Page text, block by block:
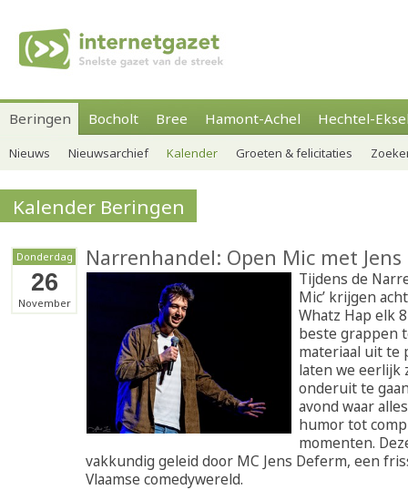
Beringen Bocholt Bree Hamont-Achel Hechtel-
Nieuws Nieuwsarchief Kalender Groeten & felicitaties
Kalender Beringen
Donderdag
26
November
Narrenhandel: Open Mic met
Tijdens de
Mic’ krijgen
Whatz Hap elk
beste grappen
materiaal uit te
laten we eerlijk
onderuit te
avond waar
humor tot
momenten.
vakkundig geleid door MC Jens Deferm, een
Vlaamse comedywereld.